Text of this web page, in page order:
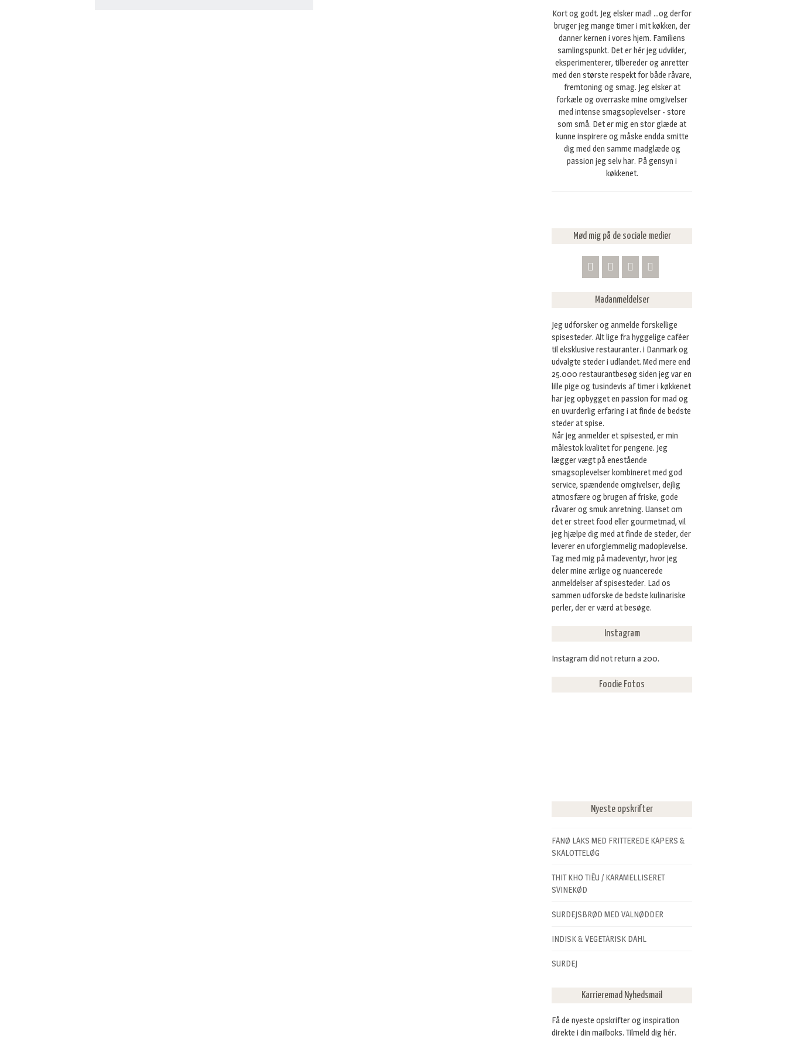
e
r
Kort og godt. Jeg elsker mad! ...og derfor
bruger jeg mange timer i mit køkken, der
danner kernen i vores hjem. Familiens
samlingspunkt. Det er hér jeg udvikler,
eksperimenterer, tilbereder og anretter
med den største respekt for både råvare,
fremtoning og smag. Jeg elsker at
forkæle og overraske mine omgivelser
med intense smagsoplevelser - store
som små. Det er mig en stor glæde at
kunne inspirere og måske endda smitte
dig med den samme madglæde og
passion jeg selv har. På gensyn i
køkkenet.
Mød mig på de sociale medier
Madanmeldelser
Jeg udforsker og anmelde forskellige
spisesteder. Alt lige fra hyggelige caféer
til eksklusive restauranter. i Danmark og
udvalgte steder i udlandet. Med mere end
25.000 restaurantbesøg siden jeg var en
lille pige og tusindevis af timer i køkkenet
har jeg opbygget en passion for mad og
en uvurderlig erfaring i at finde de bedste
steder at spise.
Når jeg anmelder et spisested, er min
målestok kvalitet for pengene. Jeg
lægger vægt på enestående
smagsoplevelser kombineret med god
service, spændende omgivelser, dejlig
atmosfære og brugen af friske, gode
råvarer og smuk anretning. Uanset om
det er street food eller gourmetmad, vil
jeg hjælpe dig med at finde de steder, der
leverer en uforglemmelig madoplevelse.
Tag med mig på madeventyr, hvor jeg
deler mine ærlige og nuancerede
anmeldelser af spisesteder. Lad os
sammen udforske de bedste kulinariske
perler, der er værd at besøge.
Instagram
Instagram did not return a 200.
Foodie Fotos
Nyeste opskrifter
FANØ LAKS MED FRITTEREDE KAPERS &
SKALOTTELØG
THIT KHO TIÊU / KARAMELLISERET
SVINEKØD
SURDEJSBRØD MED VALNØDDER
INDISK & VEGETARISK DAHL
SURDEJ
Karrieremad Nyhedsmail
Få de nyeste opskrifter og inspiration
direkte i din mailboks. Tilmeld dig hér.